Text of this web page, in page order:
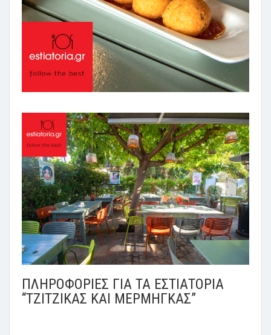
ΠΛΗΡΟΦΟΡΙΕΣ ΓΙΑ ΤΑ ΕΣΤΙΑΤΟΡΙΑ
“ΤΖΙΤΖΙΚΑΣ ΚΑΙ ΜΕΡΜΗΓΚΑΣ”